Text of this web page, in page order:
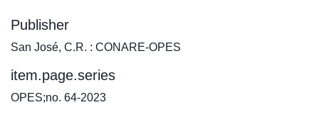
Publisher
San José, C.R. : CONARE-OPES
item.page.series
OPES;no. 64-2023